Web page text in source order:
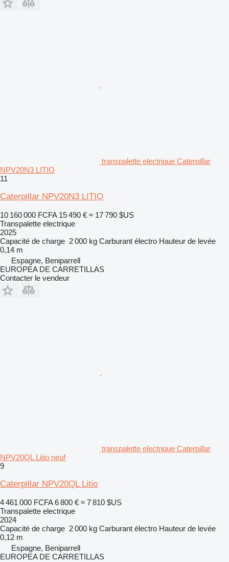
transpalette electrique Caterpillar
NPV20N3 LITIO
11
Caterpillar NPV20N3 LITIO
10 160 000 FCFA 15 490 € ≈ 17 790 $US
Transpalette electrique
2025
Capacité de charge 2 000 kg Carburant électro Hauteur de levée
0,14 m
Espagne, Beniparrell
EUROPEA DE CARRETILLAS
Contacter le vendeur
transpalette electrique Caterpillar
NPV20QL Litio neuf
9
Caterpillar NPV20QL Litio
4 461 000 FCFA 6 800 € ≈ 7 810 $US
Transpalette electrique
2024
Capacité de charge 2 000 kg Carburant électro Hauteur de levée
0,12 m
Espagne, Beniparrell
EUROPEA DE CARRETILLAS